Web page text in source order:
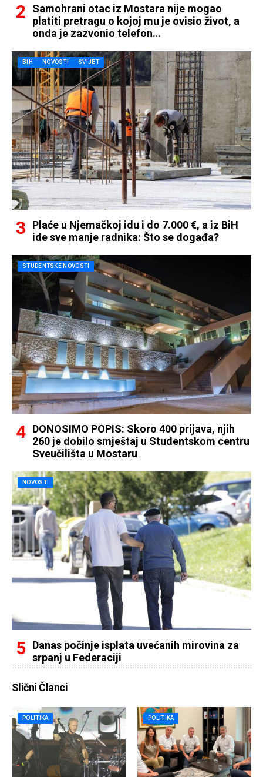
Samohrani otac iz Mostara nije mogao
platiti pretragu o kojoj mu je ovisio život, a
onda je zazvonio telefon…
BIH NOVOSTI SVIJET
Plaće u Njemačkoj idu i do 7.000 €, a iz BiH
ide sve manje radnika: Što se događa?
STUDENTSKE NOVOSTI
DONOSIMO POPIS: Skoro 400 prijava, njih
260 je dobilo smještaj u Studentskom centru
Sveučilišta u Mostaru
NOVOSTI
Danas počinje isplata uvećanih mirovina za
srpanj u Federaciji
Slični Članci
POLITIKA POLITIKA